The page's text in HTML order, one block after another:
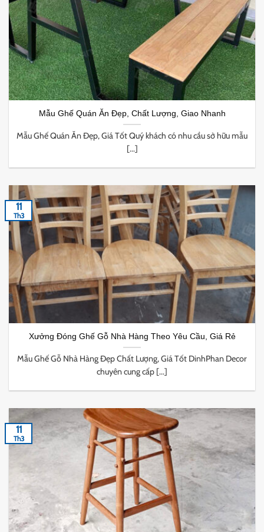
Mẫu Ghế Quán Ăn Đẹp, Chất Lượng, Giao Nhanh
Mẫu Ghế Quán Ăn Đẹp, Giá Tốt Quý khách có nhu cầu sở hữu mẫu
[...]
Xưởng Đóng Ghế Gỗ Nhà Hàng Theo Yêu Cầu, Giá Rẻ
Mẫu Ghế Gỗ Nhà Hàng Đẹp Chất Lượng, Giá Tốt DinhPhan Decor
chuyên cung cấp [...]
11
Th3
11
Th3